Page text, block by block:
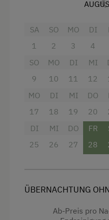
Mikrowelle
Toilette
Wasserkocher
Kühlschrank
besonderes Highlight
Parkplatz zur
rundet das idyllische
des Hauses erwartet
und einem Sofa, ideal
topmoderne
offen und ist komplett
Backfunktion,
Für erholsamen Schlaf
Schlafzimmer, jedes
komfortablen
SA
1
SO
2
MO
3
DI
4
SO
9
MO
10
DI
11
MI
12
MO
17
DI
18
MI
19
DO
20
DI
25
MI
26
DO
27
FR
28
ÜBERNACHTUNG
Ab-Preis pro